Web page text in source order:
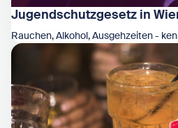
Jugendschutzgesetz in
Rauchen, Alkohol, Ausgehzeiten -
Zeige Jugendschutzgesetz in